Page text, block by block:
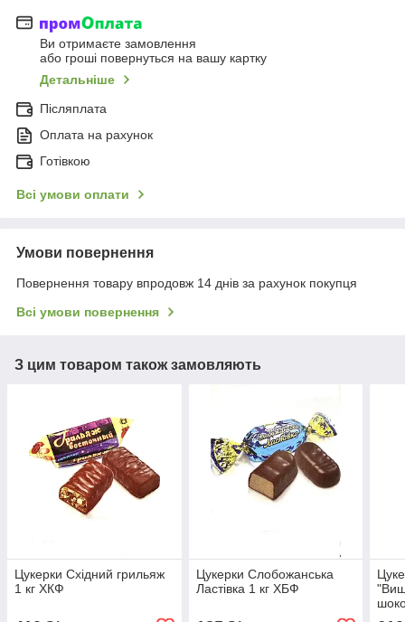
Ви отримаєте замовлення
або гроші повернуться на вашу картку
Детальніше
Післяплата
Оплата на рахунок
Готівкою
Всі умови оплати
Умови повернення
Повернення товару впродовж 14 днів за рахунок покупця
Всі умови повернення
З цим товаром також замовляють
Цукерки Східний грильяж
1 кг ХКФ
Цукерки Слобожанська
Ластівка 1 кг ХБФ